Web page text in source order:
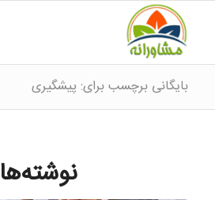
بایگانی برچسب برای: پیشگیری
نوشته‌ها